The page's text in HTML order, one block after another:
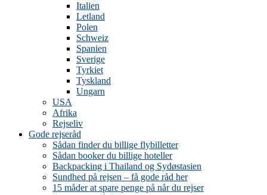
Italien
Letland
Polen
Schweiz
Spanien
Sverige
Tyrkiet
Tyskland
Ungarn
USA
Afrika
Rejseliv
Gode rejseråd
Sådan finder du billige flybilletter
Sådan booker du billige hoteller
Backpacking i Thailand og Sydøstasien
Sundhed på rejsen – få gode råd her
15 måder at spare penge på når du rejser